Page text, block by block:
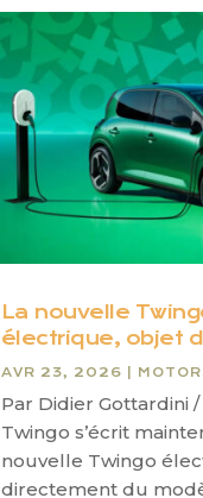
La nouvelle
électrique, objet
AVR 23, 2026
Par Didier Gottardini
Twingo s’écrit
nouvelle Twingo
directement du